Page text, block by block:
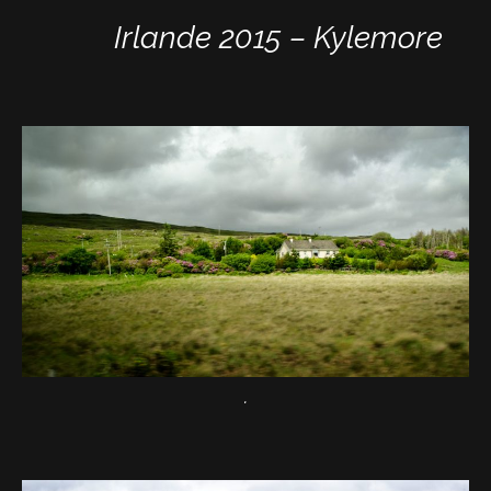
Irlande 2015 – Kylemore
.